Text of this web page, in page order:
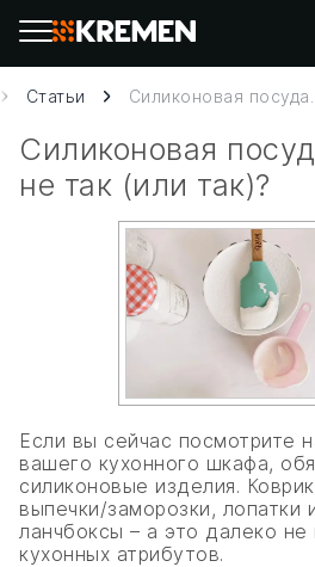
Статьи Силиконовая
Силиконовая
не так (или так)?
Если вы сейчас посмотрите
вашего кухонного шкафа,
силиконовые изделия.
выпечки/заморозки,
ланчбоксы – а это далеко не
кухонных атрибутов.